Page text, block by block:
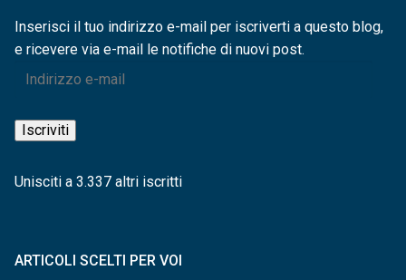
Inserisci il tuo indirizzo e-mail per iscriverti a questo blog,
e ricevere via e-mail le notifiche di nuovi post.
Indirizzo
mail
Iscriviti
Unisciti a 3.337 altri iscritti
ARTICOLI SCELTI PER VOI